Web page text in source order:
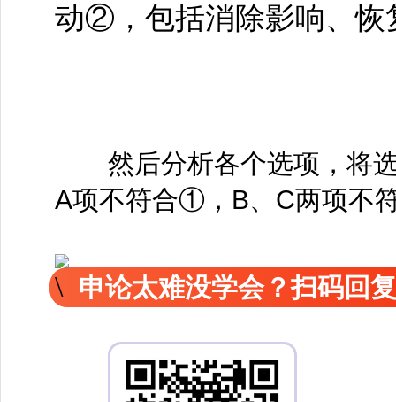
动②，包括消除影响、恢
然后分析各个选项，将选
A项不符合①，B、C两项不
申论太难没学会？扫码回